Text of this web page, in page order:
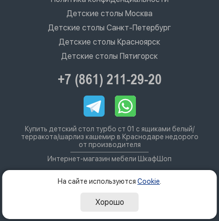
Детские столы Москва
Детские столы Санкт-Петербург
Детские столы Красноярск
Детские столы Пятигорск
+7 (861) 211-29-20
Купить детский стол турбо ст 01 с ящиками белый/
терракота/шарлиз кашемир в Краснодаре недорого
от производителя
Интернет-магазин мебели ШкафШоп
На сайте используются Cookie
Хорошо